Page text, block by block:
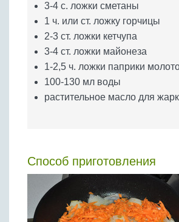
3-4 с. ложки сметаны
1 ч. или ст. ложку горчицы
2-3 ст. ложки кетчупа
3-4 ст. ложки майонеза
1-2,5 ч. ложки паприки
100-130 мл воды
растительное масло для
Способ приготовления